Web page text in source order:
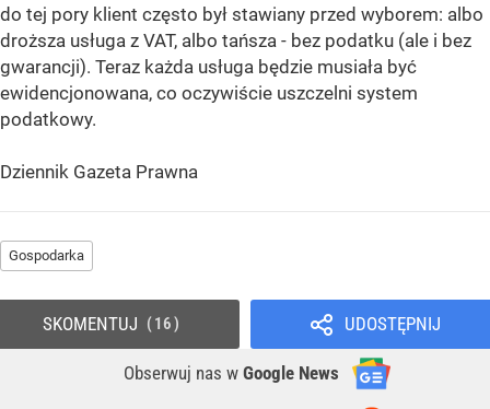
do tej pory klient często był stawiany przed wyborem: albo
droższa usługa z VAT, albo tańsza - bez podatku (ale i bez
gwarancji). Teraz każda usługa będzie musiała być
ewidencjonowana, co oczywiście uszczelni system
podatkowy.
Dziennik Gazeta Prawna
Gospodarka
UDOSTĘPNIJ
Obserwuj nas w Google News
SKOMENTUJ 16